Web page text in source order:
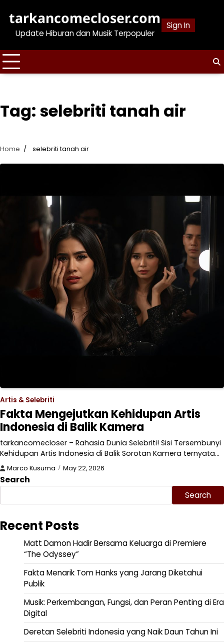
content
tarkancomecloser.com
Update Hiburan dan Musik Terpopuler
Sign In
Tag: selebriti tanah air
Home selebriti tanah air
Artis & Selebriti
Fakta Mengejutkan Kehidupan Artis
Indonesia di Balik Kamera
tarkancomecloser – Rahasia Dunia Selebriti! Sisi Tersembunyi
Kehidupan Artis Indonesia di Balik Sorotan Kamera ternyata…
Marco Kusuma May 22, 2026
Search
Search
Recent Posts
Matt Damon Hadir Bersama Keluarga di Premiere
“The Odyssey”
Fakta Menarik Tom Hanks yang Jarang Diketahui
Publik
Musik: Perkembangan, Fungsi, dan Peran Penting di Era
Digital
Deretan Selebriti Indonesia yang Naik Daun Tahun Ini